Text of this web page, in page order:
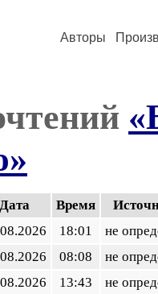
Авторы
Дата Время
18:01
не
08:08
не
13:43
не